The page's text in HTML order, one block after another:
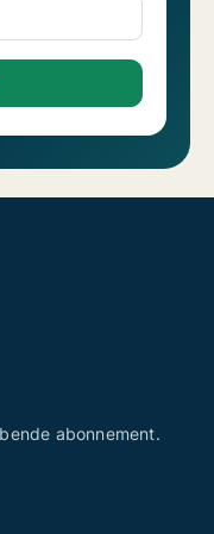
abonnement.